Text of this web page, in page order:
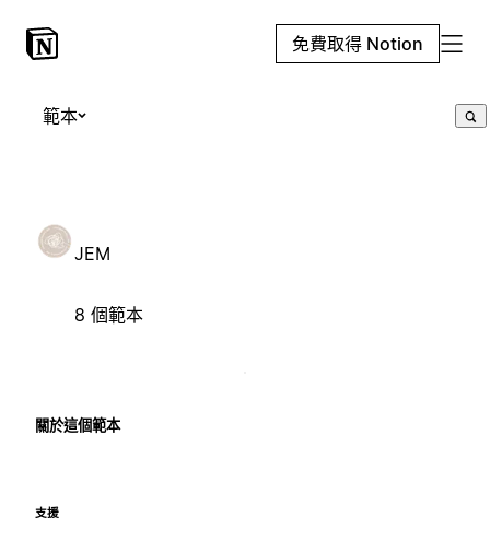
免費取得 Notion
範本
JEM
8 個範本
關於這個範本
支援